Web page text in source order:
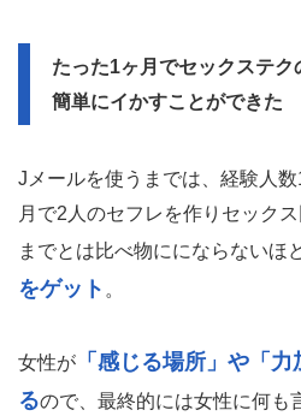
たった1ヶ月でセックステ
簡単にイかすことができた
Jメールを使うまでは、経験人
月で2人のセフレを作りセック
までとは比べ物ににならないほ
をゲット 。
女性が 「感じる場所」や「
るので、最終的には女性に何も